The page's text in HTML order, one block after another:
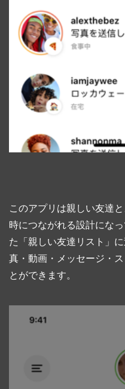
このアプリは親しい友達
時につながれる設計にな
た「親しい友達リスト」
真・動画・メッセージ・
とができます。